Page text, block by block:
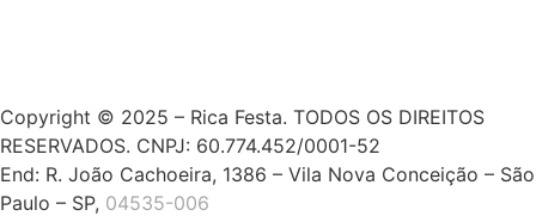
Copyright © 2025 – Rica Festa. TODOS OS DIREITOS
RESERVADOS. CNPJ: 60.774.452/0001-52
End: R. João Cachoeira, 1386 – Vila Nova Conceição – São
Paulo – SP, 04535-006